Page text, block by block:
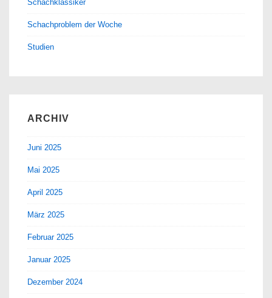
Schachklassiker
Schachproblem der Woche
Studien
ARCHIV
Juni 2025
Mai 2025
April 2025
März 2025
Februar 2025
Januar 2025
Dezember 2024